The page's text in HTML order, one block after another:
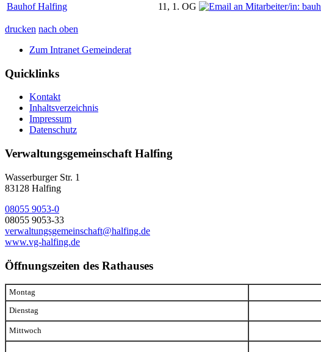
Bauhof Halfing
11, 1. OG
drucken nach oben
Zum Intranet Gemeinderat
Quicklinks
Kontakt
Inhaltsverzeichnis
Impressum
Datenschutz
Verwaltungsgemeinschaft Halfing
Wasserburger Str. 1
83128 Halfing
08055 9053-0
08055 9053-33
verwaltungsgemeinschaft@halfing.de
www.vg-halfing.de
Öffnungszeiten des Rathauses
Montag
Dienstag
Mittwoch